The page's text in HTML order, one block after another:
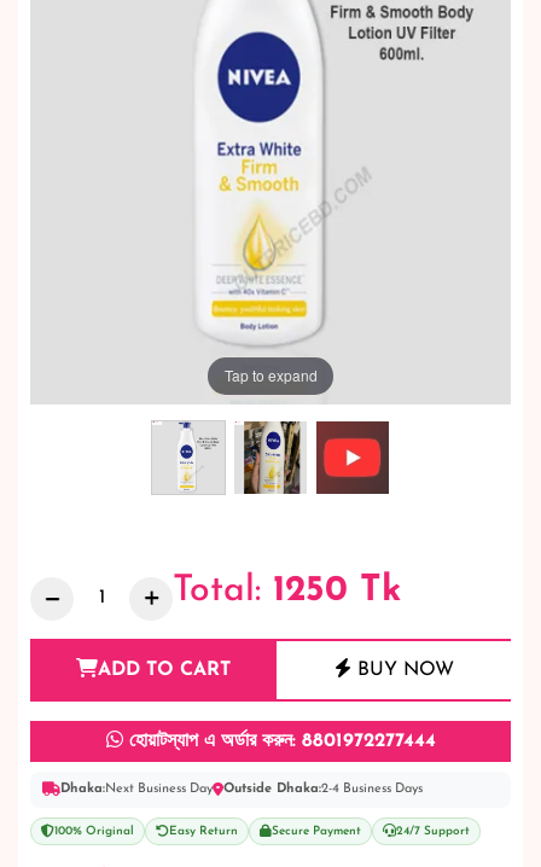
Tap to expand
Total: 1250 Tk
ADD TO CART BUY NOW
হোয়াটস্যাপ এ অর্ডার করুন: 8801972277444
Dhaka:Next Business Day Outside Dhaka:2-4 Business Days
100% Original Easy Return Secure Payment 24/7 Support